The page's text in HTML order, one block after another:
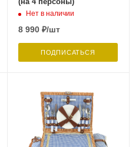
Нет в наличии
8 990₽/шт
ПОДПИСАТЬСЯ